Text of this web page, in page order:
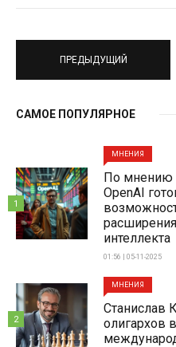
ПРЕДЫДУЩИЙ
САМОЕ ПОПУЛЯРНОЕ
МНЕНИЯ
По мнению
OpenAI
интеллекта
01:56 | 05-11-2025
1
МНЕНИЯ
Станислав
олигархов
2